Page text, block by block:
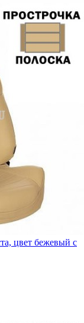
цвет бежевый с